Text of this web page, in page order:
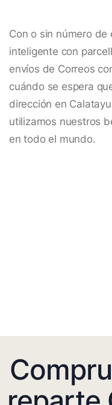
Con o sin número de
inteligente con
envíos de Correos
cuándo se espera
dirección en
utilizamos nuestros
en todo el mundo.